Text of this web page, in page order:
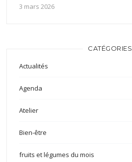
3 mars 2026
CATÉGORIES
Actualités
Agenda
Atelier
Bien-être
fruits et légumes du mois